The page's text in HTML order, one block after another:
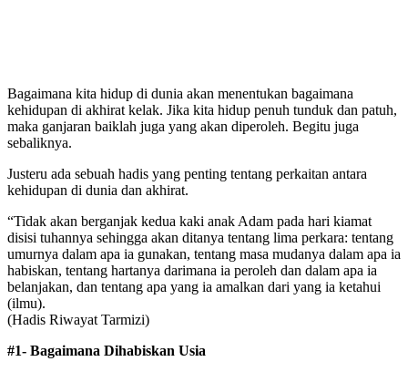
Bagaimana kita hidup di dunia akan menentukan bagaimana
kehidupan di akhirat kelak. Jika kita hidup penuh tunduk dan patuh,
maka ganjaran baiklah juga yang akan diperoleh. Begitu juga
sebaliknya.
Justeru ada sebuah hadis yang penting tentang perkaitan antara
kehidupan di dunia dan akhirat.
“Tidak akan berganjak kedua kaki anak Adam pada hari kiamat
disisi tuhannya sehingga akan ditanya tentang lima perkara: tentang
umurnya dalam apa ia gunakan, tentang masa mudanya dalam apa ia
habiskan, tentang hartanya darimana ia peroleh dan dalam apa ia
belanjakan, dan tentang apa yang ia amalkan dari yang ia ketahui
(ilmu).
(Hadis Riwayat Tarmizi)
#1- Bagaimana Dihabiskan Usia